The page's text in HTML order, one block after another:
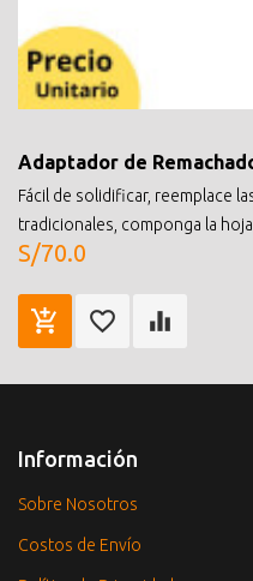
Adaptador de
Fácil de solidificar, reemplace
tradicionales, componga la
S/70.0
Información
Sobre Nosotros
Costos de Envío